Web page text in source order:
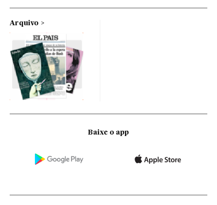
Arquivo
Baixe o app